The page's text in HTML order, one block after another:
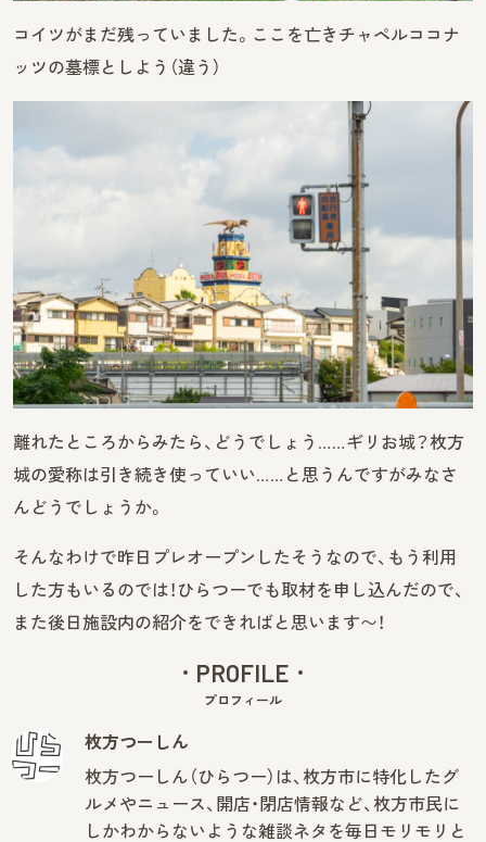
コイツがまだ残っていました。ここを亡きチャペルココナ
ッツの墓標としよう（違う）
離れたところからみたら、どうでしょう……ギリお城？枚方
城の愛称は引き続き使っていい……と思うんですがみなさ
んどうでしょうか。
そんなわけで昨日プレオープンしたそうなので、もう利用
した方もいるのでは！ひらつーでも取材を申し込んだので、
また後日施設内の紹介をできればと思います〜！
PROFILE
プロフィール
枚方つーしん
枚方つーしん（ひらつー）は、枚方市に特化したグ
ルメやニュース、開店・閉店情報など、枚方市民に
しかわからないような雑談ネタを毎日モリモリと